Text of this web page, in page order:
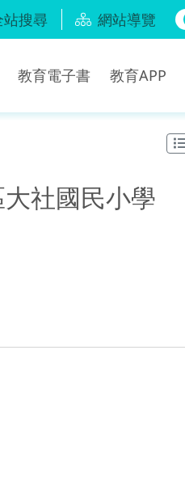
站搜尋 網站導覽
教育電子書 教育APP
社國民小學